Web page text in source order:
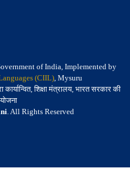
of India, Implemented by
(CIIL), Mysuru
शिक्षा मंत्रालय, भारत सरकार की
. All Rights Reserved